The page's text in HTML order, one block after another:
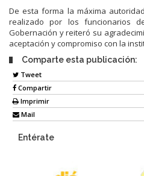
De esta forma la máxima
realizado por los funcionarios
Gobernación y reiteró su
aceptación y compromiso con la
Comparte esta publicación:
Tweet
Compartir
Imprimir
Mail
Entérate